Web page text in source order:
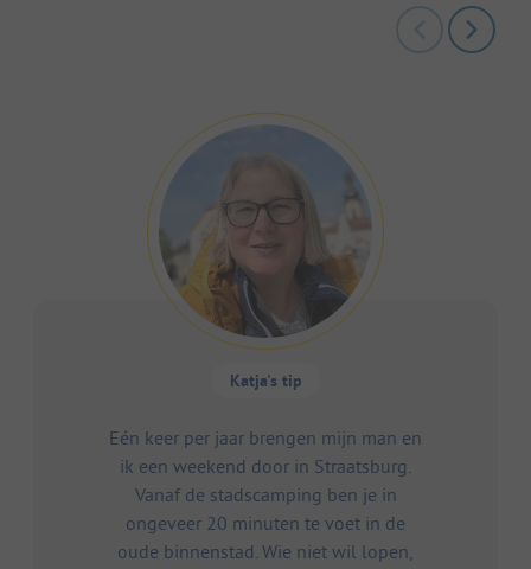
Katja's tip
Eén keer per jaar brengen mijn man en
ik een weekend door in Straatsburg.
Vanaf de stadscamping ben je in
ongeveer 20 minuten te voet in de
oude binnenstad. Wie niet wil lopen,